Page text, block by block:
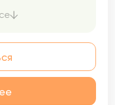
свой истинный